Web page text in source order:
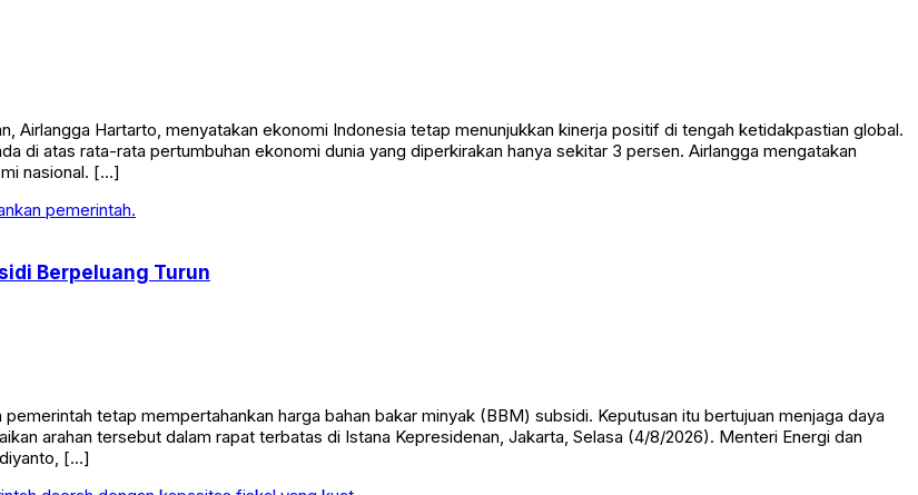
Airlangga Hartarto, menyatakan ekonomi Indonesia tetap menunjukkan kinerja positif di tengah ketidakpastian global.
di atas rata-rata pertumbuhan ekonomi dunia yang diperkirakan hanya sekitar 3 persen. Airlangga mengatakan
nasional. […]
Berpeluang Turun
tetap mempertahankan harga bahan bakar minyak (BBM) subsidi. Keputusan itu bertujuan menjaga daya
arahan tersebut dalam rapat terbatas di Istana Kepresidenan, Jakarta, Selasa (4/8/2026). Menteri Energi dan
[…]